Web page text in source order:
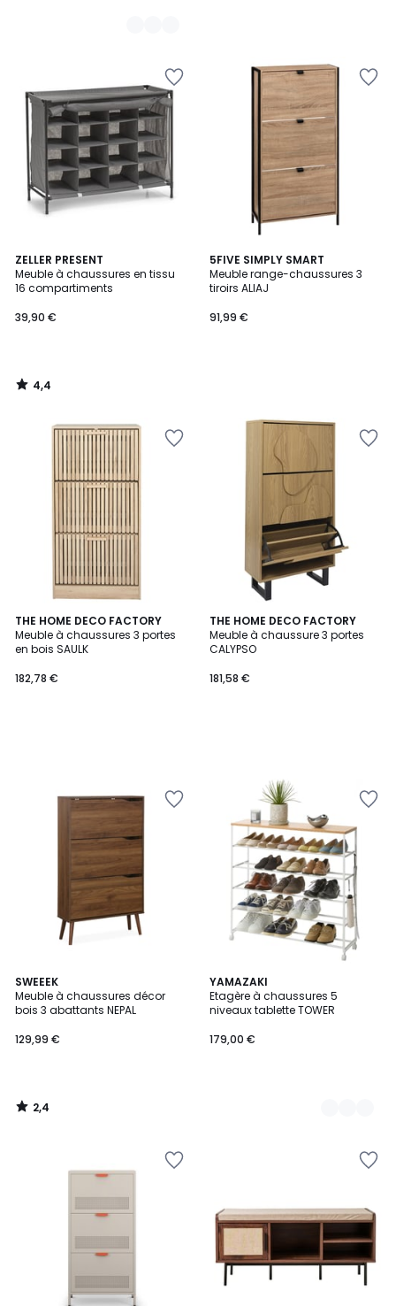
ZELLER PRESENT
Meuble à chaussures en tissu
16 compartiments
39,90 €
4,4
/ 5
4,4
/
5FIVE SIMPLY SMART
Meuble range-chaussures 3
tiroirs ALIAJ
91,99 €
THE HOME DECO FACTORY
Meuble à chaussures 3 portes
en bois SAULK
182,78 €
THE HOME DECO FACTORY
Meuble à chaussure 3 portes
CALYPSO
181,58 €
SWEEEK
Meuble à chaussures décor
bois 3 abattants NEPAL
129,99 €
2,4
/ 5
2,4
/
YAMAZAKI
Etagère à chaussures 5
niveaux tablette TOWER
179,00 €
2
Couleurs